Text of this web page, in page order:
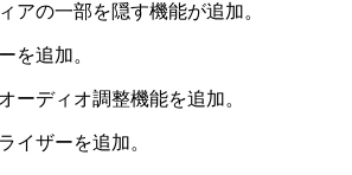
アの一部を隠す機能が追加。
を追加。
ーディオ調整機能を追加。
イザーを追加。